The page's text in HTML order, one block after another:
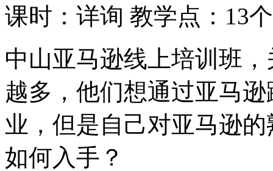
课时：详询 教学点：13个
中山亚马逊线上培训班
越多，他们想通过亚马
业，但是自己对亚马逊
如何入手？